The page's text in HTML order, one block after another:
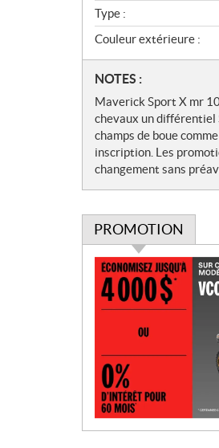
Type :
Couleur extérieure :
N
o
t
e
s
NOTES :
Maverick Sport X mr
chevaux un différentiel
champs de boue
inscription. Les
changement sans
PROMOTION
P
o
o
n